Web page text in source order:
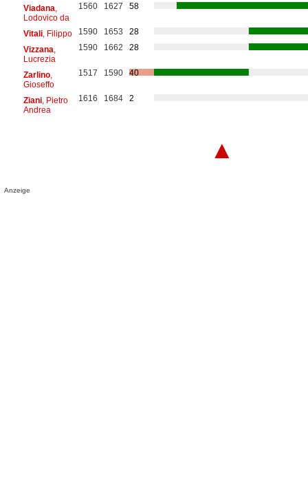
Viadana
Lodovico da
1560 1627 58
Vitali, Filippo 1590 1653
28
Vizzana
Lucrezia
1590 1662 28
Zarlino,
Gioseffo
1517 1590 40
Ziani, Pietro
Andrea
1616 1684 2
▲
Anzeige